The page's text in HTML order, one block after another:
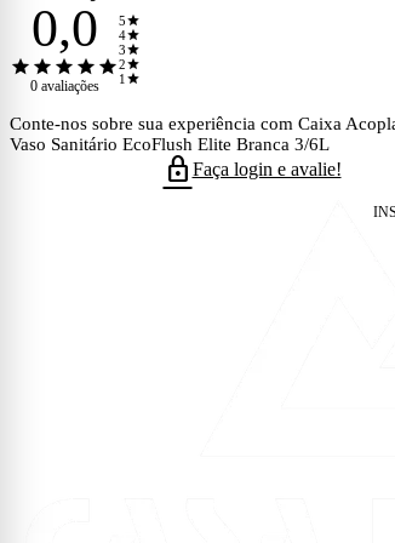
0,0
starstarstarstarstar
0 avaliações
5star
4star
3star
2star
1 star
Conte-nos sobre sua experiência com Caixa
Vaso Sanitário EcoFlush Elite Branca 3/6L
lockFaça login e avalie!